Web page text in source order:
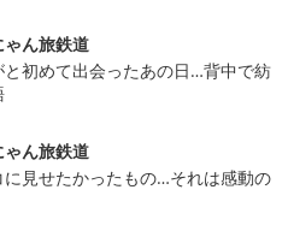
ゃん旅鉄道
初めて出会ったあの日…背中で紡
ゃん旅鉄道
に見せたかったもの…それは感動の